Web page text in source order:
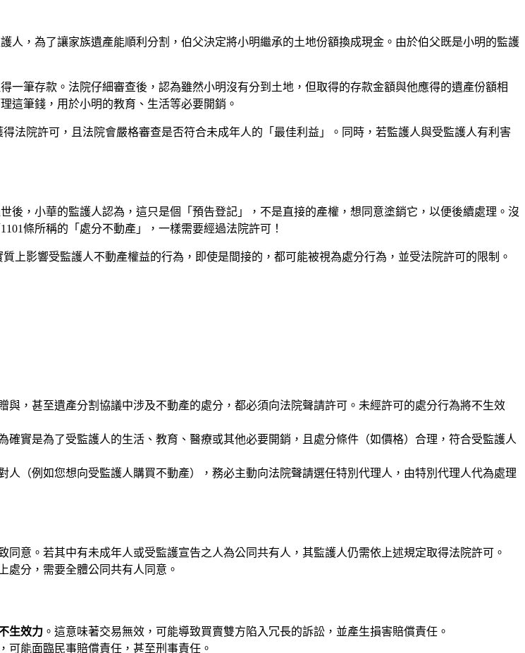
，為了讓家族遺產能順利分割，伯父決定將小明繼承的土地份額換成現金。由於伯父既是小明的監護
筆存款。法院仔細審查後，認為雖然小明沒有分到土地，但取得的存款金額與他應得的遺產份額相
這筆錢，用於小明的教育、生活等必要開銷。
法院許可，且法院會嚴格審查是否符合未成年人的「最佳利益」。同時，若監護人與受監護人有利害
，小華的監護人認為，這只是個「預告登記」，不是直接的產權，想同意塗銷它，以便後續處理。沒
條所稱的「處分不動產」，一樣需要經過法院許可！
上影響受監護人不動產權益的行為，即使是間接的，都可能被視為處分行為，並受法院許可的限制。
與，甚至遺產分割協議中涉及不動產的處分，都必須向法院聲請許可。未經許可的處分行為將不生效
確實是為了受監護人的生活、教育、醫療或其他必要開銷，且處分條件（如價格）合理，符合受監護人
人（例如您想向受監護人購買不動產），務必主動向法院聲請選任特別代理人，由特別代理人代為處理
意。若其中有未成年人或受監護宣告之人為公同共有人，其監護人仍需依上述規定取得法院許可。
處分，需要全體公同共有人同意。
生效力 。這意味著交易無效，可能導致買賣雙方陷入冗長的訴訟，並產生損害賠償責任。
可能面臨民事賠償責任，甚至刑事責任。